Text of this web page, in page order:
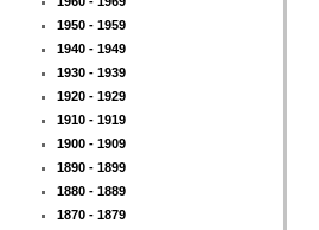
1950 - 1959
1940 - 1949
1930 - 1939
1920 - 1929
1910 - 1919
1900 - 1909
1890 - 1899
1880 - 1889
1870 - 1879